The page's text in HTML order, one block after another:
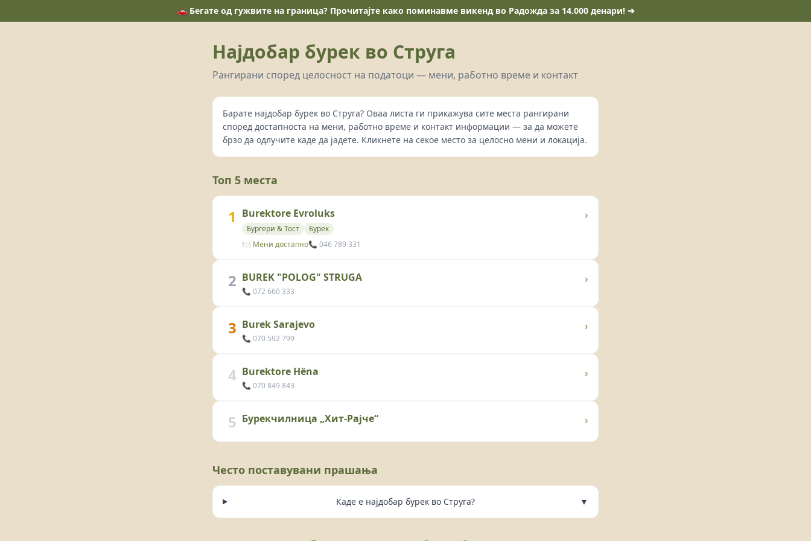
🚗 Бегате од гужвите на граница? Прочитајте како поминавме викенд во Радожда за 14.000 денари! ➔
Најдобар бурек во Струга
Рангирани според целосност на податоци — мени, работно време и контакт
Барате најдобар бурек во Струга? Оваа листа ги прикажува сите места рангирани
според достапноста на мени, работно време и контакт информации — за да можете
брзо да одлучите каде да јадете. Кликнете на секое место за целосно мени и локација.
Топ 5 места
1 Burektore Evroluks
Бургери & Тост
Бурек
🍽️ Мени достапно📞 046 789 331
›
2 BUREK "POLOG" STRUGA
📞 072 660 333
›
3 Burek Sarajevo
📞 070 592 799
›
4 Burektore Hëna
📞 070 849 843
›
5 Бурекчилница „Хит-Рајче“ ›
Често поставувани прашања
Каде е најдобар бурек во Струга? ▼